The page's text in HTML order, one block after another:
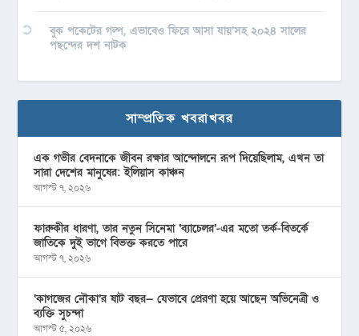
বুক পকেটের গল্প, এভাবেও ফিরে আসা যায়’সহ ২০২৪ সালের
পছন্দের দশ নাটক
সাম্প্রতিক খবরাখবর
এক গভীর বেদনাকে জীবন রক্ষার আন্দোলনে রূপ দিয়েছিলাম, এখন তা
সারা দেশের মানুষের: ইলিয়াস কাঞ্চন
আগস্ট ৭, ২০২৬
ফারুকীর ধারণা, তার নতুন সিনেমা ‘ব্যাচেলর’-এর মতো তর্ক-বিতর্কে
জাতিকে দুই ভাগে বিভক্ত করতে পারে
আগস্ট ৭, ২০২৬
‘কাগজের নৌকা’র ষাট বছর— যেভাবে প্রেরণা হয়ে আছেন অভিনেত্রী ও
ব্যক্তি সুচন্দা
আগস্ট ৫, ২০২৬